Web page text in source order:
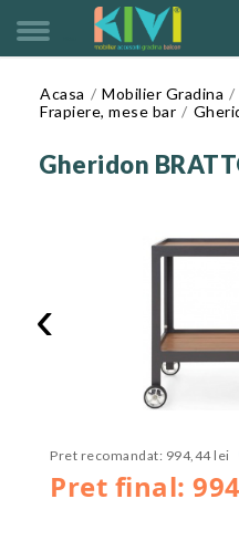
Acasa Mobilier Gradina
Frapiere, mese bar
Gheridon
‹
Pret final:
Pret recomandat: 994,44 lei